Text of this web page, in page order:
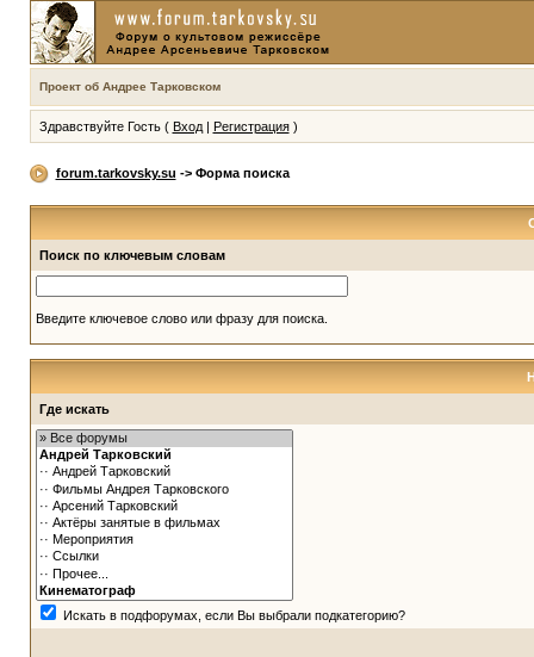
Проект об Андрее Тарковском
Здравствуйте Гость ( Вход| Регистрация)
forum.tarkovsky.su -> Форма поиска
Поиск по ключевым словам
Введите ключевое слово или фразу для поиска.
Где искать
Искать в подфорумах, если Вы выбрали подкатегорию?